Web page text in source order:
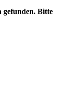
gefunden. Bitte